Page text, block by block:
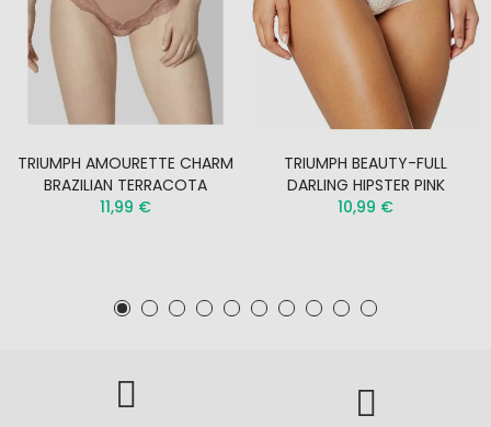
TRIUMPH AMOURETTE CHARM
BRAZILIAN TERRACOTA
11,99 €
TRIUMPH BEAUTY-FULL
DARLING HIPSTER PINK
10,99 €